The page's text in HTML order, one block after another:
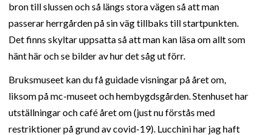
bron till slussen och så längs stora vägen så att man
passerar herrgården på sin väg tillbaks till startpunkten.
Det finns skyltar uppsatta så att man kan läsa om allt som
hänt här och se bilder av hur det såg ut förr.
Bruksmuseet kan du få guidade visningar på året om,
liksom på mc-museet och hembygdsgården. Stenhuset har
utställningar och café året om (just nu förstås med
restriktioner på grund av covid-19). Lucchini har jag haft